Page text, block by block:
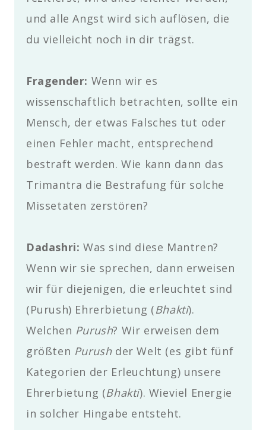
und alle Angst wird sich auflösen, die
du vielleicht noch in dir trägst.
Fragender: Wenn wir es
wissenschaftlich betrachten, sollte ein
Mensch, der etwas Falsches tut oder
einen Fehler macht, entsprechend
bestraft werden. Wie kann dann das
Trimantra die Bestrafung für solche
Missetaten zerstören?
Dadashri: Was sind diese Mantren?
Wenn wir sie sprechen, dann erweisen
wir für diejenigen, die erleuchtet sind
(Purush) Ehrerbietung (Bhakti).
Welchen Purush? Wir erweisen dem
größten Purushder Welt (es gibt fünf
Kategorien der Erleuchtung) unsere
Ehrerbietung (Bhakti). Wieviel Energie
in solcher Hingabe entsteht.